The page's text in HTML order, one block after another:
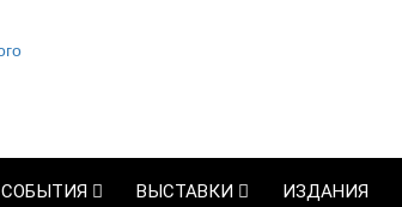
СОБЫТИЯ ВЫСТАВКИ ИЗДАНИЯ